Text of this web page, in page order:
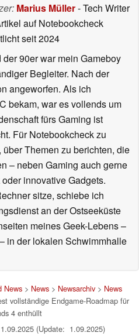
Marius Müller- Tech Writer
auf Notebookcheck
seit 2024
90er war mein Gameboy
Begleiter. Nach der
angeworfen. Als ich
bekam, war es vollends um
fürs Gaming ist
Für Notebookcheck zu
Themen zu berichten, die
– neben Gaming auch gerne
innovative Gadgets.
sitze, schiebe ich
an der Ostseeküste
meines Geek-Lebens –
in der lokalen Schwimmhalle
News> News> Newsarchiv> News
vollständige Endgame-Roadmap für
4 enthüllt
(Update: 1.09.2025)